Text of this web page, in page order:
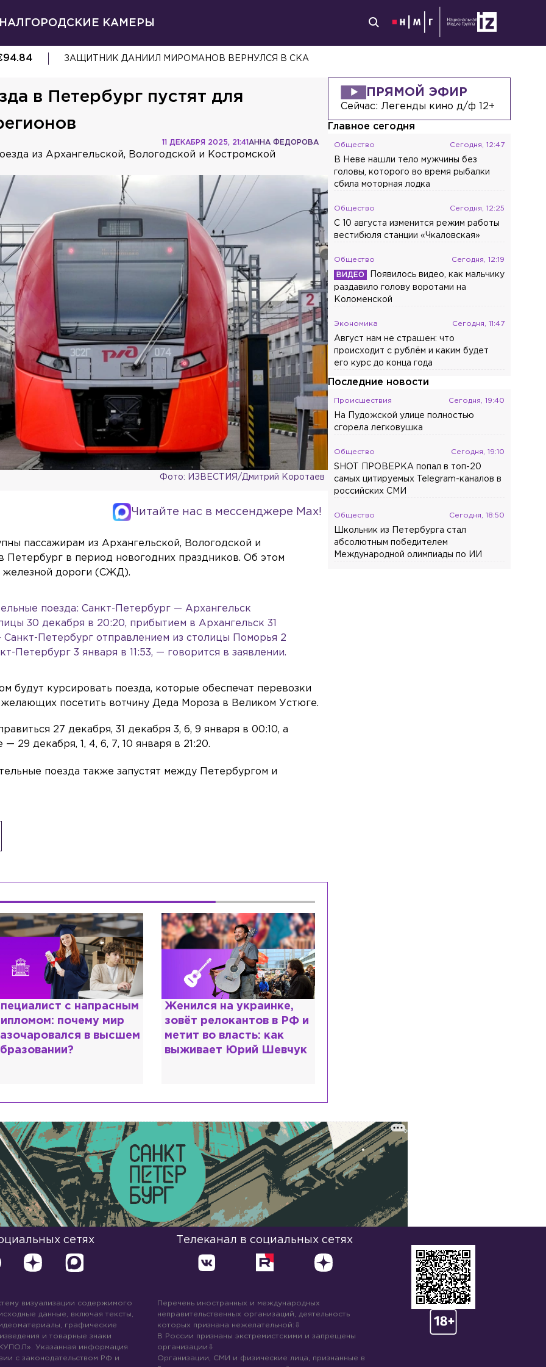
ГОРОДСКИЕ КАМЕРЫ
94.84 ЗАЩИТНИК ДАНИИЛ МИРОМАНОВ ВЕРНУЛСЯ В СКА
в Петербург пустят для
АННА ФЕДОРОВА
11 ДЕКАБРЯ 2025, 21:41
из Архангельской, Вологодской и Костромской
Фото: ИЗВЕСТИЯ/Дмитрий Коротаев
Читайте нас в мессенджере Max!
пассажирам из Архангельской, Вологодской и
Петербург в период новогодних праздников. Об этом
железной дороги (СЖД).
поезда: Санкт-Петербург — Архангельск
30 декабря в 20:20, прибытием в Архангельск 31
Санкт-Петербург отправлением из столицы Поморья 2
Петербург 3 января в 11:53, — говорится в заявлении.
будут курсировать поезда, которые обеспечат перевозки
желающих посетить вотчину Деда Мороза в Великом Устюге.
27 декабря, 31 декабря 3, 6, 9 января в 00:10, а
29 декабря, 1, 4, 6, 7, 10 января в 21:20.
поезда также запустят между Петербургом и
на украинке,
релокантов в РФ и
во власть: как
Юрий Шевчук
Косил от армии,
продавал посты и
воровал гумпомощь: что
о Зеленском рассказали
ПРЯМОЙ ЭФИР
Сейчас:Легенды кино д/ф 12+
Главное сегодня
Общество Сегодня, 12:47
В Неве нашли тело мужчины без
головы, которого во время рыбалки
сбила моторная лодка
Общество Сегодня, 12:25
С 10 августа изменится режим работы
вестибюля станции «Чкаловская»
Общество Сегодня, 12:19
Появилось видео, как мальчику
раздавило голову воротами на
Коломенской
Экономика Сегодня, 11:47
Август нам не страшен: что
происходит с рублём и каким будет
его курс до конца года
Последние новости
Происшествия Сегодня, 19:40
На Пудожской улице полностью
сгорела легковушка
Общество Сегодня, 19:10
SHOT ПРОВЕРКА попал в топ-20
самых цитируемых Telegram-каналов в
российских СМИ
Общество Сегодня, 18:50
Школьник из Петербурга стал
абсолютным победителем
Международной олимпиады по ИИ
сетях Телеканал в социальных сетях
визуализации содержимого
данные, включая тексты,
графические
и товарные знаки
Указанная информация
с законодательством РФ и
Перечень иностранных и международных
неправительственных организаций, деятельность
которых признана нежелательной:
В России признаны экстремистскими и запрещены
организации
Организации, СМИ и физические лица, признанные в